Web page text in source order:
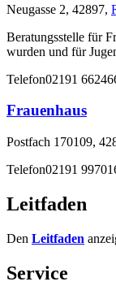
Neugasse 2, 42897,
Beratungsstelle für
wurden und für
Telefon02191
Frauenhaus
Postfach 170109,
Telefon02191
Leitfaden
Den Leitfaden
Service